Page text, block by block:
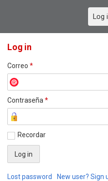
Log
Log in
Correo *
Contraseña *
Recordar
Lost password New user? Sign